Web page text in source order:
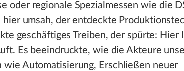
oder regionale Spezialmessen wie die
hier umsah, der entdeckte
geschäftiges Treiben, der spürte: Hier
Es beeindruckte, wie die Akteure
wie Automatisierung, Erschließen neuer